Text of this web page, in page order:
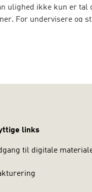
ulighed ikke kun er tal
For undervisere og
links
til digitale